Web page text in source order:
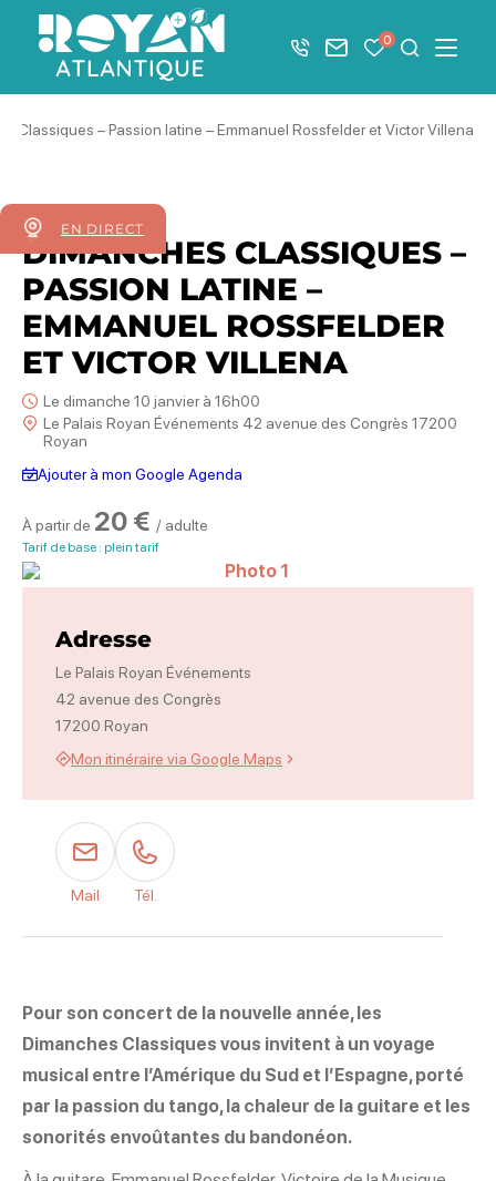
Afficher la barre de navigation du mode éco
Royan Atlantique
+33 5 46 08 21 00
Nous contacter
Mes favoris
0 JeMenu
Classiques – Passion latine – Emmanuel Rossfelder et Victor Villena
EN DIRECT
10 janvier2027
DIMANCHES CLASSIQUES –
PASSION LATINE –
EMMANUEL ROSSFELDER
ET VICTOR VILLENA
Le dimanche 10 janvier à 16h00
Le Palais Royan Événements 42 avenue des Congrès 17200
Royan
Ajouter à mon Google Agenda
Pour son concert de la nouvelle année, les
Dimanches Classiques vous invitent à un voyage
musical entre l’Amérique du Sud et l’Espagne, porté
par la passion du tango, la chaleur de la guitare et les
sonorités envoûtantes du bandonéon.
À partir de 20 € / adulte
Tarif de base : plein tarif
Photo 1, © Emmanuel
Adresse
Le Palais Royan Événements
42 avenue des Congrès
17200 Royan
Mon itinéraire via Google Maps
Mail Tél.